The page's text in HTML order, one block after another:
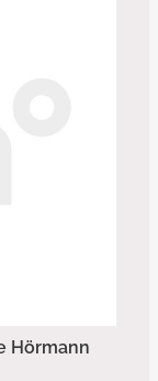
Hörmann